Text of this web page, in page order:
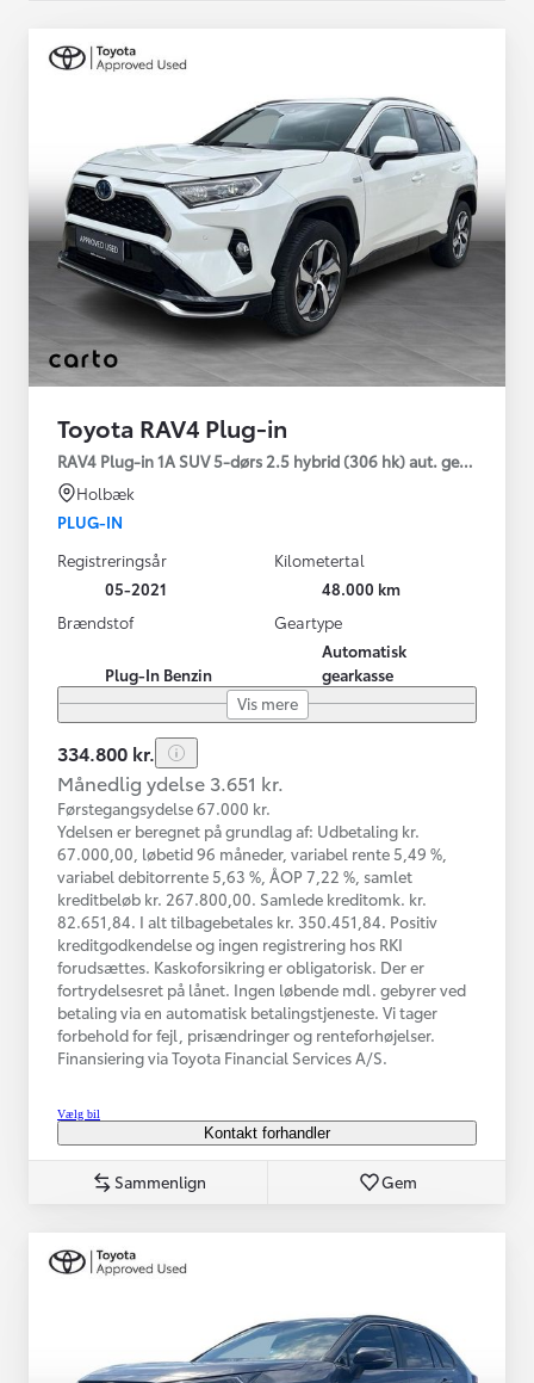
Toyota RAV4 Plug-in
RAV4 Plug-in 1A SUV 5-dørs 2.5 hybrid (306 hk) aut. gear AWD-i
Holbæk
PLUG-IN
Registreringsår
05-2021
Kilometertal
48.000 km
Brændstof
Plug-In Benzin
Geartype
Automatisk
gearkasse
Vis mere
334.800 kr.
Månedlig ydelse 3.651 kr.
Førstegangsydelse 67.000 kr.
Ydelsen er beregnet på grundlag af: Udbetaling kr.
67.000,00, løbetid 96 måneder, variabel rente 5,49 %,
variabel debitorrente 5,63 %, ÅOP 7,22 %, samlet
kreditbeløb kr. 267.800,00. Samlede kreditomk. kr.
82.651,84. I alt tilbagebetales kr. 350.451,84. Positiv
kreditgodkendelse og ingen registrering hos RKI
forudsættes. Kaskoforsikring er obligatorisk. Der er
fortrydelsesret på lånet. Ingen løbende mdl. gebyrer ved
betaling via en automatisk betalingstjeneste. Vi tager
forbehold for fejl, prisændringer og renteforhøjelser.
Finansiering via Toyota Financial Services A/S.
Vælg bil
Kontakt forhandler
Sammenlign Gem